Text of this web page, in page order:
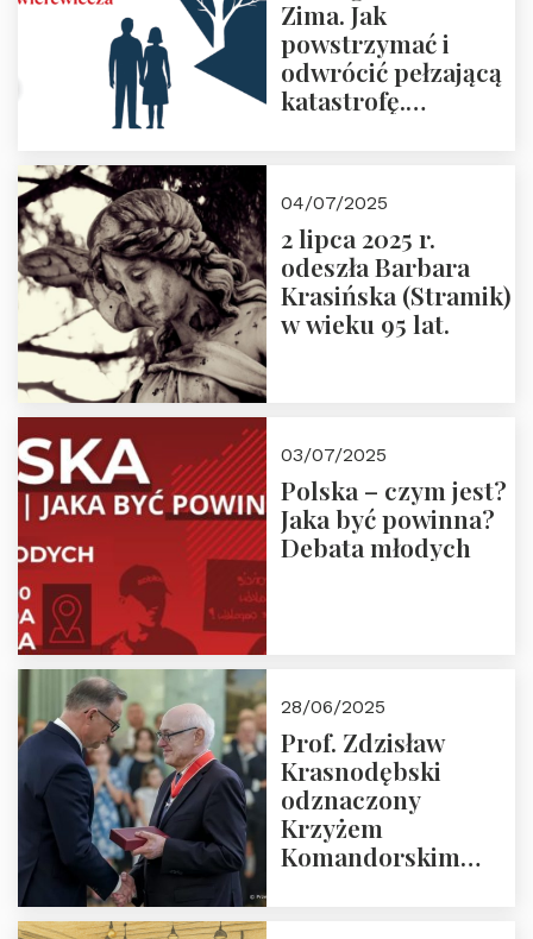
Zima. Jak
powstrzymać i
odwrócić pełzającą
katastrofę.
Nowego
Ćwierćwiecza”
04/07/2025
2 lipca 2025 r.
odeszła Barbara
Krasińska (Stramik)
w wieku 95 lat.
03/07/2025
Polska – czym jest?
Jaka być powinna?
Debata młodych
28/06/2025
Prof. Zdzisław
Krasnodębski
odznaczony
Krzyżem
Komandorskim